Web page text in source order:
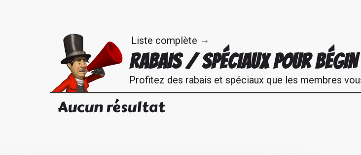
Liste complète
RABAIS / SPÉCIAUX POUR BÉGIN
Profitez des rabais et spéciaux que les membres
Aucun résultat